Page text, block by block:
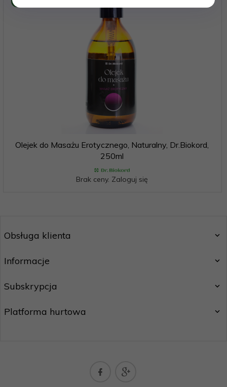
Olejek do Masażu Erotycznego, Naturalny, Dr.Biokord,
250ml
Brak ceny. Zaloguj się
Obsługa klienta
Informacje
Subskrypcja
Platforma hurtowa